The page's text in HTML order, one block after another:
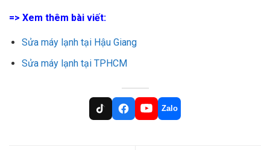
=> Xem thêm bài viết:
Sửa máy lạnh tại Hậu Giang
Sửa máy lạnh tại TPHCM
Zalo